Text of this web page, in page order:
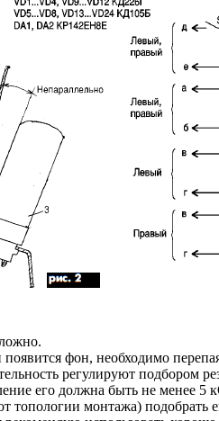
фон, необходимо
регулируют подбором
его должна быть не менее
топологии монтажа) подобрать